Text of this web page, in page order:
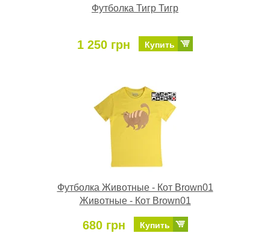
Футболка Тигр Тигр
1 250 грн Купить
Футболка Животные - Кот Brown01
Животные - Кот Brown01
680 грн Купить